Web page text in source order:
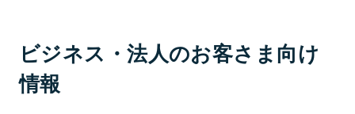
ビジネス・法人のお客さま向け
情報